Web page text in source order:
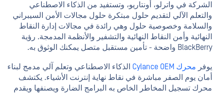
الشركة في واترلو، أونتاريو، وتستفيد من الذكاء الاصطناعي
والتعلم الآلي لتقديم حلول مبتكرة حلول مجالات الأمن السيبراني
والسلامة وخصوصية حلول وهي رائدة في مجالات إدارة النقاط
النهائية وأمن النقاط النهائية والتشفير والأنظمة المدمجة. رؤية
BlackBerry واضحة - تأمين مستقبل متصل يمكنك الوثوق به.
يوفر محرك Cylance OEM
الذكاء الاصطناعي وتعلم آلي مدمج لبناء
أمان يوم الصفر مباشرة في نقاط نهاية إنترنت الأشياء. يكتشف
محرك تسجيل المخاطر الخاص به البرامج الضارة ويصنفها ويقدم